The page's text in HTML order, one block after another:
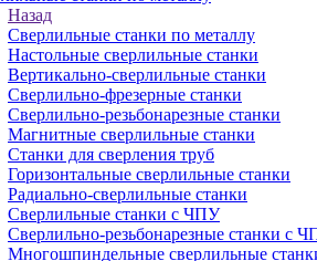
Назад
Сверлильные станки по металлу
Настольные сверлильные станки
Вертикально-сверлильные станки
Сверлильно-фрезерные станки
Сверлильно-резьбонарезные станки
Магнитные сверлильные станки
Станки для сверления труб
Горизонтальные сверлильные станки
Радиально-сверлильные станки
Сверлильные станки с ЧПУ
Сверлильно-резьбонарезные станки с
Многошпиндельные сверлильные